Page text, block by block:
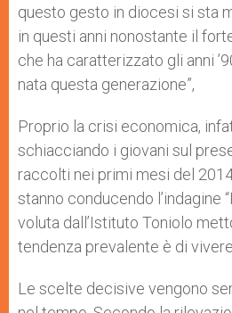
questo gesto in diocesi si sta
in questi anni nonostante il
che ha caratterizzato gli anni
nata questa generazione”,
Proprio la crisi economica,
schiacciando i giovani sul
raccolti nei primi mesi del
stanno conducendo l’indagine
voluta dall’Istituto Toniolo
tendenza prevalente è di
Le scelte decisive vengono